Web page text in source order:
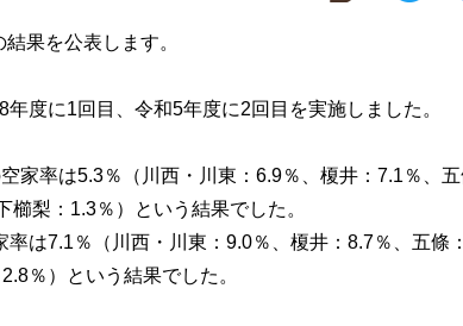
果を公表します。
度に1回目、令和5年度に2回目を実施しました。
家率は5.3％（川西・川東：6.9％、榎井：7.1％、
梨：1.3％）という結果でした。
は7.1％（川西・川東：9.0％、榎井：8.7％、五條
％）という結果でした。